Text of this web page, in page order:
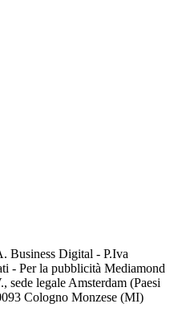
Business Digital - P.Iva
- Per la pubblicità Mediamond
legale Amsterdam (Paesi
Cologno Monzese (MI)